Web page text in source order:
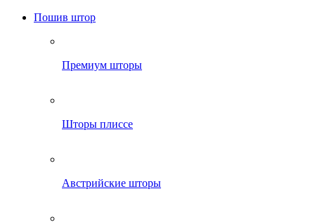
Пошив штор
Премиум шторы
Шторы плиссе
Австрийские шторы